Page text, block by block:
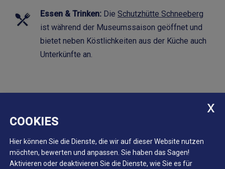
Essen & Trinken: Die Schutzhütte Schneeberg
ist während der Museumssaison geöffnet und
bietet neben Köstlichkeiten aus der Küche auch
Unterkünfte an.
So finden Sie zu uns
Knappendorf auf 2.355m Meereshöhe -
nur zu Fuß erreichbar
COOKIES
Hier können Sie die Dienste, die wir auf dieser Website nutzen
möchten, bewerten und anpassen. Sie haben das Sagen!
Aktivieren oder deaktivieren Sie die Dienste, wie Sie es für